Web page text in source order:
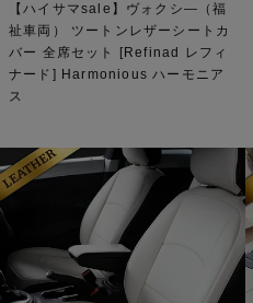
【ハイサマsale】ヴォクシ―（福
祉車両） ツートンレザーシートカ
バー 全席セット [Refinad レフィ
ナード] Harmonious ハーモニア
ス